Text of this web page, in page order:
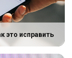
это исправить